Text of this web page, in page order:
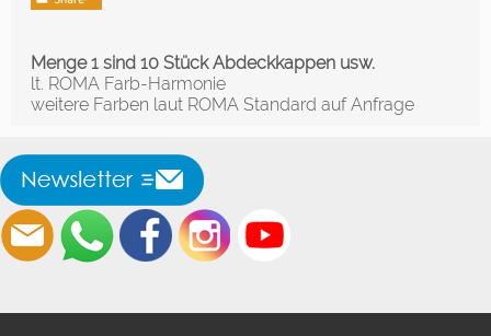
Menge 1 sind 10 Stück Abdeckkappen usw.
lt. ROMA Farb-Harmonie
weitere Farben laut ROMA Standard auf Anfrage